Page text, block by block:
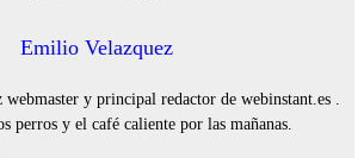
Emilio Velazquez
y principal redactor de webinstant.es .
perros y el café caliente por las mañanas.